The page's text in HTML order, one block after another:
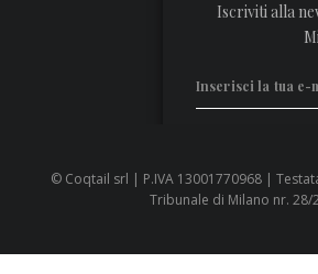
Iscriviti alla
© Coqtail srl | P.IVA 13001770968 |
Tribunale di Milano nr. 28/